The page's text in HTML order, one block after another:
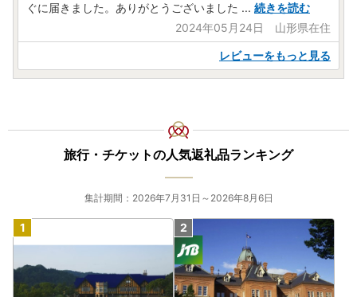
ぐに届きました。ありがとうございました ... 続きを読む
2024年05月24日 山形県在住
レビューをもっと見る
旅行・チケットの人気返礼品ランキング
集計期間：2026年7月31日～2026年8月6日